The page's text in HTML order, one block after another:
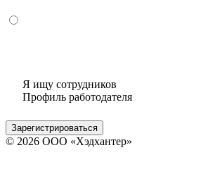
Я ищу сотрудников
Профиль работодателя
Зарегистрироваться
© 2026 ООО «Хэдхантер»